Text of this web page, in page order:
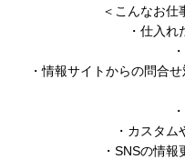
＜こんなお仕
・仕入
・情報サイトからの問合
・カスタ
・SNSの情